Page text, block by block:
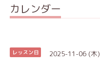
カレンダー
レッスン日 2025-11-06 (木)